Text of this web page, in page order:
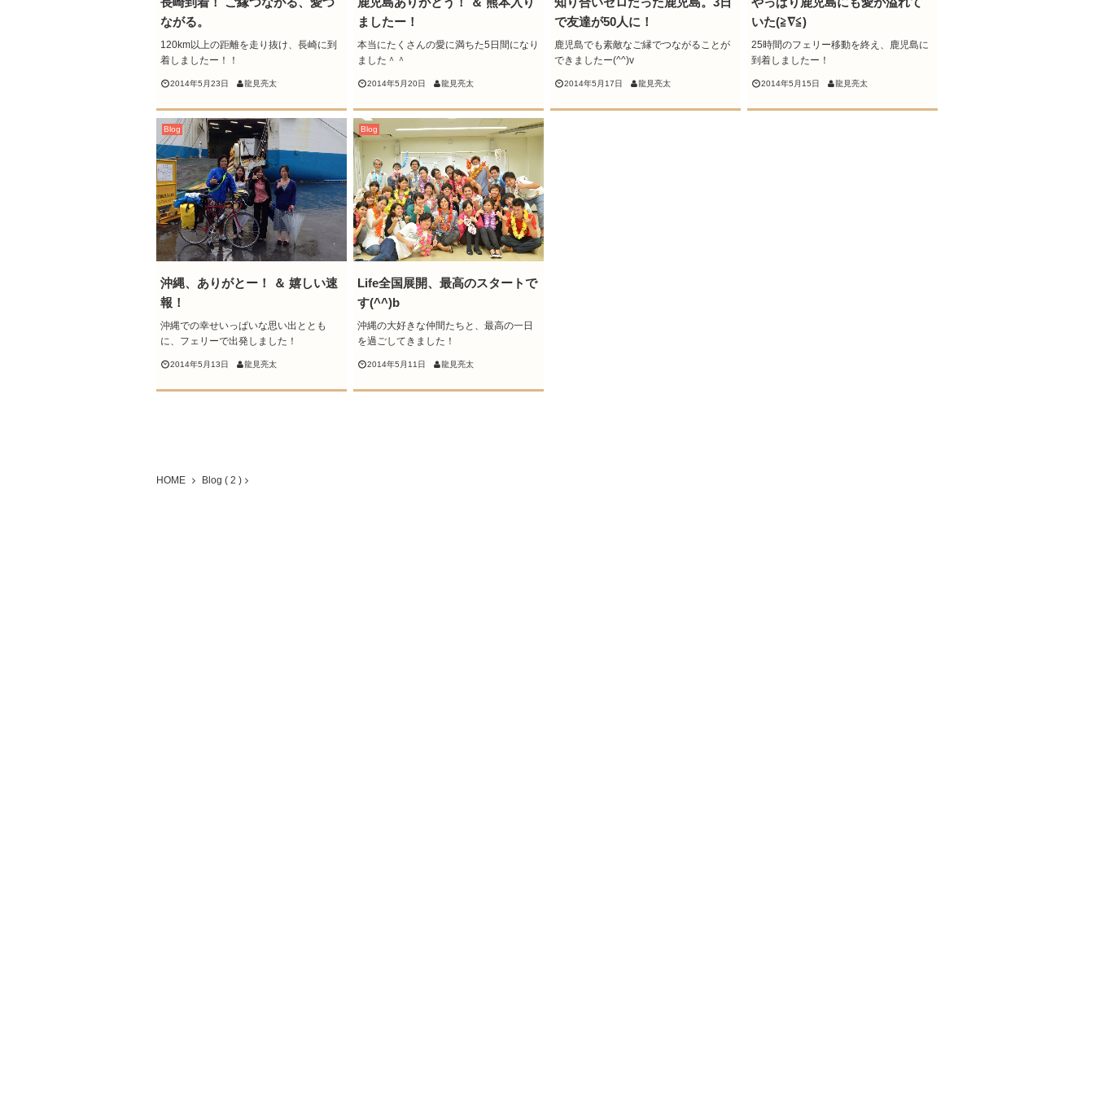
ながる。
120km以上の距離を走り抜け、長崎に到
着しましたー！！
2014年5月23日 龍見亮太
ましたー！
本当にたくさんの愛に満ちた5日間になり
ました＾＾
2014年5月20日 龍見亮太
で友達が50人に！
鹿児島でも素敵なご縁でつながることが
できましたー(^^)v
2014年5月17日 龍見亮太
いた(≧∇≦)
25時間のフェリー移動を終え、鹿児島に
到着しましたー！
2014年5月15日 龍見亮太
沖縄、ありがとー！ ＆ 嬉しい速
報！
沖縄での幸せいっぱいな思い出ととも
に、フェリーで出発しました！
2014年5月13日
Blog
龍見亮太
Life全国展開、最高のスタートで
す(^^)b
沖縄の大好きな仲間たちと、最高の一日
を過ごしてきました！
2014年5月11日
Blog
龍見亮太
HOME Blog ( 2 )